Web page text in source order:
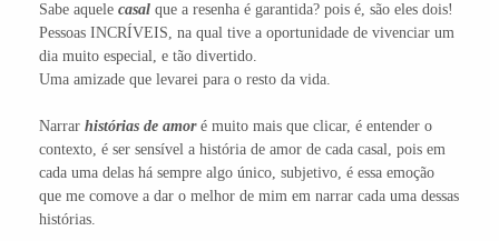
Sabe aquele casal que a resenha é garantida? pois é, são eles dois!
Pessoas INCRÍVEIS, na qual tive a oportunidade de vivenciar um
dia muito especial, e tão divertido.
Uma amizade que levarei para o resto da vida.
Narrar histórias de amoré muito mais que clicar, é entender o
contexto, é ser sensível a história de amor de cada casal, pois em
cada uma delas há sempre algo único, subjetivo, é essa emoção
que me comove a dar o melhor de mim em narrar cada uma dessas
histórias.